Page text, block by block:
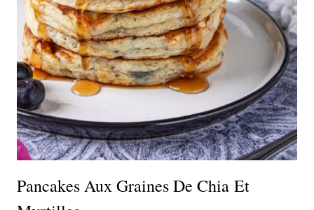
Pancakes Aux Graines De Chia Et